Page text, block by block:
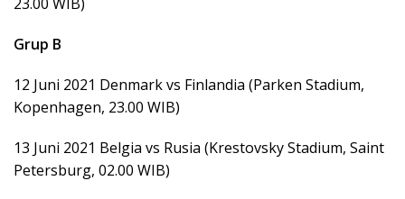
Grup B
12 Juni 2021 Denmark vs Finlandia (Parken Stadium,
Kopenhagen, 23.00 WIB)
13 Juni 2021 Belgia vs Rusia (Krestovsky Stadium, Saint
Petersburg, 02.00 WIB)